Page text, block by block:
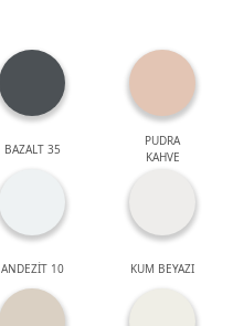
BAZALT 35
PUDRA
KAHVE
ANDEZİT 10 KUM BEYAZI